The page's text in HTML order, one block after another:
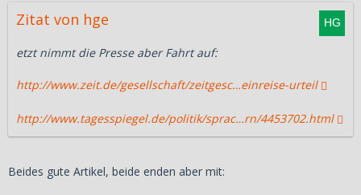
Zitat von hge
etzt nimmt die Presse aber Fahrt auf:
http://www.zeit.de/gesellschaft/zeitgesc…einreise-urteil
http://www.tagesspiegel.de/politik/sprac…rn/4453702.html
Beides gute Artikel, beide enden aber mit: